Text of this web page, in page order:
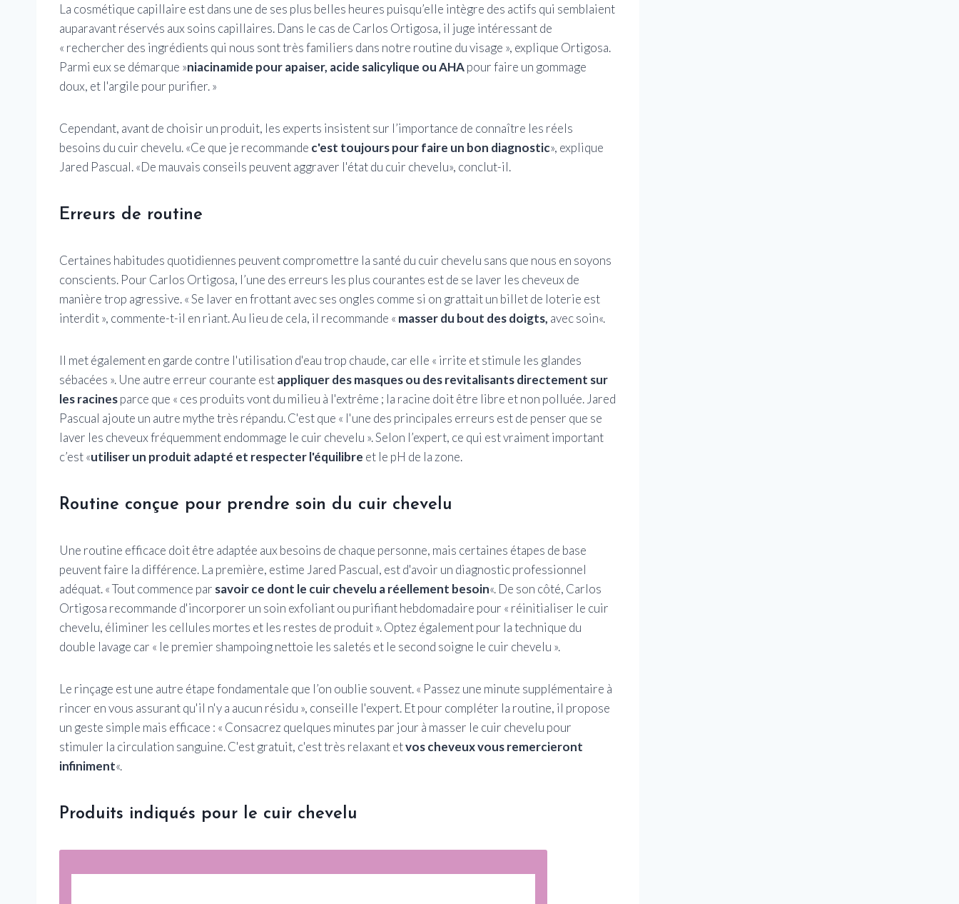
La cosmétique capillaire est dans une de ses plus belles heures puisqu’elle intègre des actifs qui semblaient
auparavant réservés aux soins capillaires. Dans le cas de Carlos Ortigosa, il juge intéressant de
« rechercher des ingrédients qui nous sont très familiers dans notre routine du visage », explique Ortigosa.
Parmi eux se démarque »niacinamide pour apaiser, acide salicylique ou AHApour faire un gommage
doux, et l'argile pour purifier. »
Cependant, avant de choisir un produit, les experts insistent sur l’importance de connaître les réels
besoins du cuir chevelu. «Ce que je recommande c'est toujours pour faire un bon diagnostic», explique
Jared Pascual. «De mauvais conseils peuvent aggraver l'état du cuir chevelu», conclut-il.
Erreurs de routine
Certaines habitudes quotidiennes peuvent compromettre la santé du cuir chevelu sans que nous en soyons
conscients. Pour Carlos Ortigosa, l’une des erreurs les plus courantes est de se laver les cheveux de
manière trop agressive. « Se laver en frottant avec ses ongles comme si on grattait un billet de loterie est
interdit », commente-t-il en riant. Au lieu de cela, il recommande « masser du bout des doigts, avec soin«.
Il met également en garde contre l'utilisation d'eau trop chaude, car elle « irrite et stimule les glandes
sébacées ». Une autre erreur courante estappliquer des masques ou des revitalisants directement sur
les racinesparce que « ces produits vont du milieu à l'extrême ; la racine doit être libre et non polluée. Jared
Pascual ajoute un autre mythe très répandu. C'est que « l'une des principales erreurs est de penser que se
laver les cheveux fréquemment endommage le cuir chevelu ». Selon l’expert, ce qui est vraiment important
c’est «utiliser un produit adapté et respecter l'équilibre et le pH de la zone.
Routine conçue pour prendre soin du cuir chevelu
Une routine efficace doit être adaptée aux besoins de chaque personne, mais certaines étapes de base
peuvent faire la différence. La première, estime Jared Pascual, est d'avoir un diagnostic professionnel
adéquat. « Tout commence par savoir ce dont le cuir chevelu a réellement besoin«. De son côté, Carlos
Ortigosa recommande d'incorporer un soin exfoliant ou purifiant hebdomadaire pour « réinitialiser le cuir
chevelu, éliminer les cellules mortes et les restes de produit ». Optez également pour la technique du
double lavage car « le premier shampoing nettoie les saletés et le second soigne le cuir chevelu ».
Le rinçage est une autre étape fondamentale que l’on oublie souvent. « Passez une minute supplémentaire à
rincer en vous assurant qu'il n'y a aucun résidu », conseille l'expert. Et pour compléter la routine, il propose
un geste simple mais efficace : « Consacrez quelques minutes par jour à masser le cuir chevelu pour
stimuler la circulation sanguine. C'est gratuit, c'est très relaxant etvos cheveux vous remercieront
infiniment«.
Produits indiqués pour le cuir chevelu